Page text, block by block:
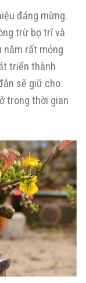
đáng mừng.
trừ bọ trĩ và
năm rất mỏng
triển thành
sẽ giữ cho
trong thời gian